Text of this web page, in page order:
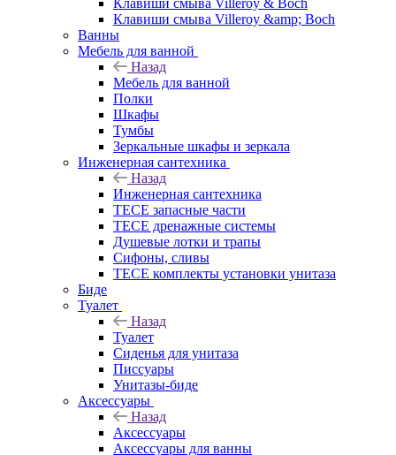
Клавиши смыва Villeroy & Boch
Клавиши смыва Villeroy &amp; Boch
Ванны
Мебель для ванной
Назад
Мебель для ванной
Полки
Шкафы
Тумбы
Зеркальные шкафы и зеркала
Инженерная сантехника
Назад
Инженерная сантехника
TECE запасные части
TECE дренажные системы
Душевые лотки и трапы
Сифоны, сливы
TECE комплекты установки унитаза
Биде
Туалет
Назад
Туалет
Сиденья для унитаза
Писсуары
Унитазы-биде
Аксессуары
Назад
Аксессуары
Аксессуары для ванны